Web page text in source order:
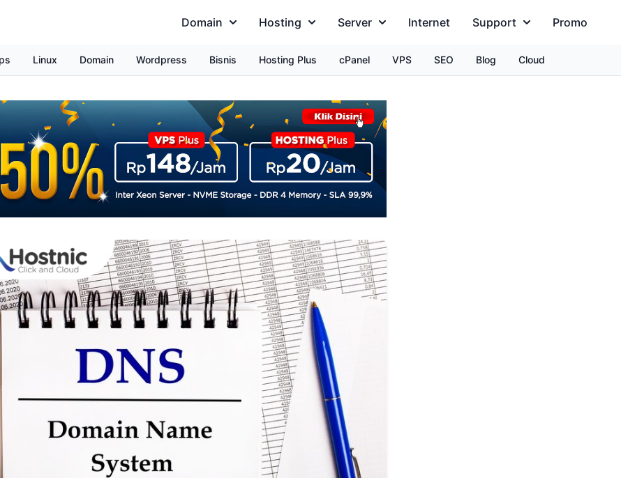
Domain Hosting Server Internet Support Promo
Linux Domain Wordpress Bisnis Hosting Plus cPanel VPS SEO Blog Cloud